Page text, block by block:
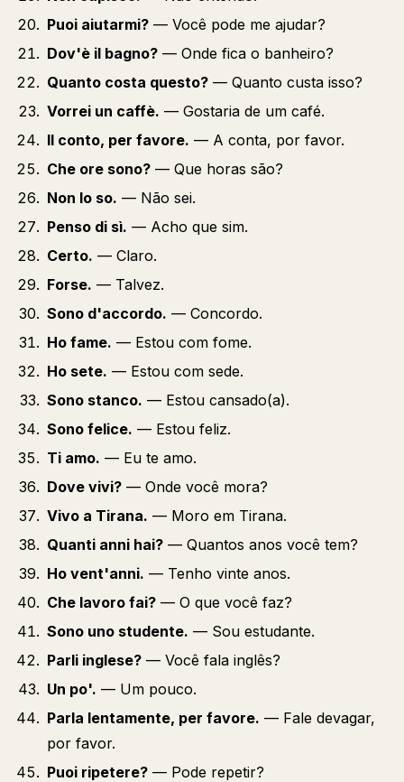
Puoi aiutarmi? — Você pode me ajudar?
Dov'è il bagno? — Onde fica o banheiro?
Quanto costa questo? — Quanto custa isso?
Vorrei un caffè. — Gostaria de um café.
Il conto, per favore. — A conta, por favor.
Che ore sono? — Que horas são?
Non lo so. — Não sei.
Penso di sì. — Acho que sim.
Certo. — Claro.
Forse. — Talvez.
Sono d'accordo. — Concordo.
Ho fame. — Estou com fome.
Ho sete. — Estou com sede.
Sono stanco. — Estou cansado(a).
Sono felice. — Estou feliz.
Ti amo. — Eu te amo.
Dove vivi? — Onde você mora?
Vivo a Tirana. — Moro em Tirana.
Quanti anni hai? — Quantos anos você tem?
Ho vent'anni. — Tenho vinte anos.
Che lavoro fai? — O que você faz?
Sono uno studente. — Sou estudante.
Parli inglese? — Você fala inglês?
Un po'. — Um pouco.
Parla lentamente, per favore. — Fale devagar,
por favor.
Puoi ripetere? — Pode repetir?